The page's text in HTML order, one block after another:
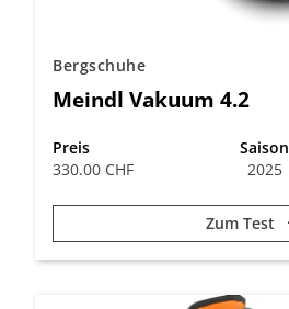
Bergschuhe
Meindl Vakuum 4.2
Preis
330.00 CHF
Saison
2025
Zum Test